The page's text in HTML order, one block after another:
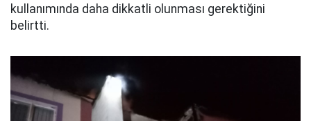
kullanımında daha dikkatli olunması gerektiğini
belirtti.